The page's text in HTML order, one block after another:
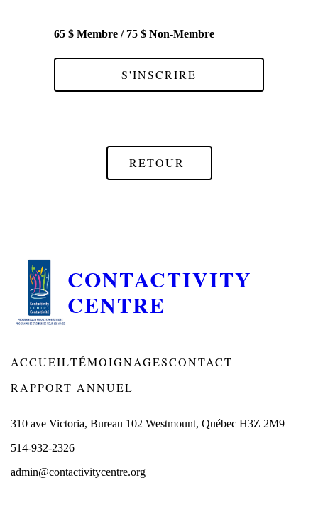
65 $ Membre / 75 $ Non-Membre
S'INSCRIRE
RETOUR
CONTACTIVITY
CENTRE
ACCUEILTÉMOIGNAGESCONTACT
RAPPORT ANNUEL
310 ave Victoria, Bureau 102 Westmount, Québec H3Z 2M9
514-932-2326
admin@contactivitycentre.org